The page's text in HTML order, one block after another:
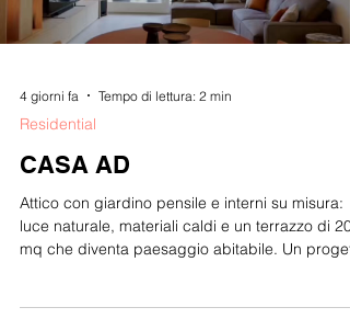
4 giorni fa Tempo di lettura: 2 min
Residential
CASA AD
Attico con giardino pensile e interni su misura:
luce naturale, materiali caldi e un terrazzo di 200
mq che diventa paesaggio abitabile. Un